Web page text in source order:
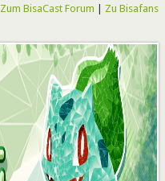
Zum BisaCast Forum Zu Bisafans